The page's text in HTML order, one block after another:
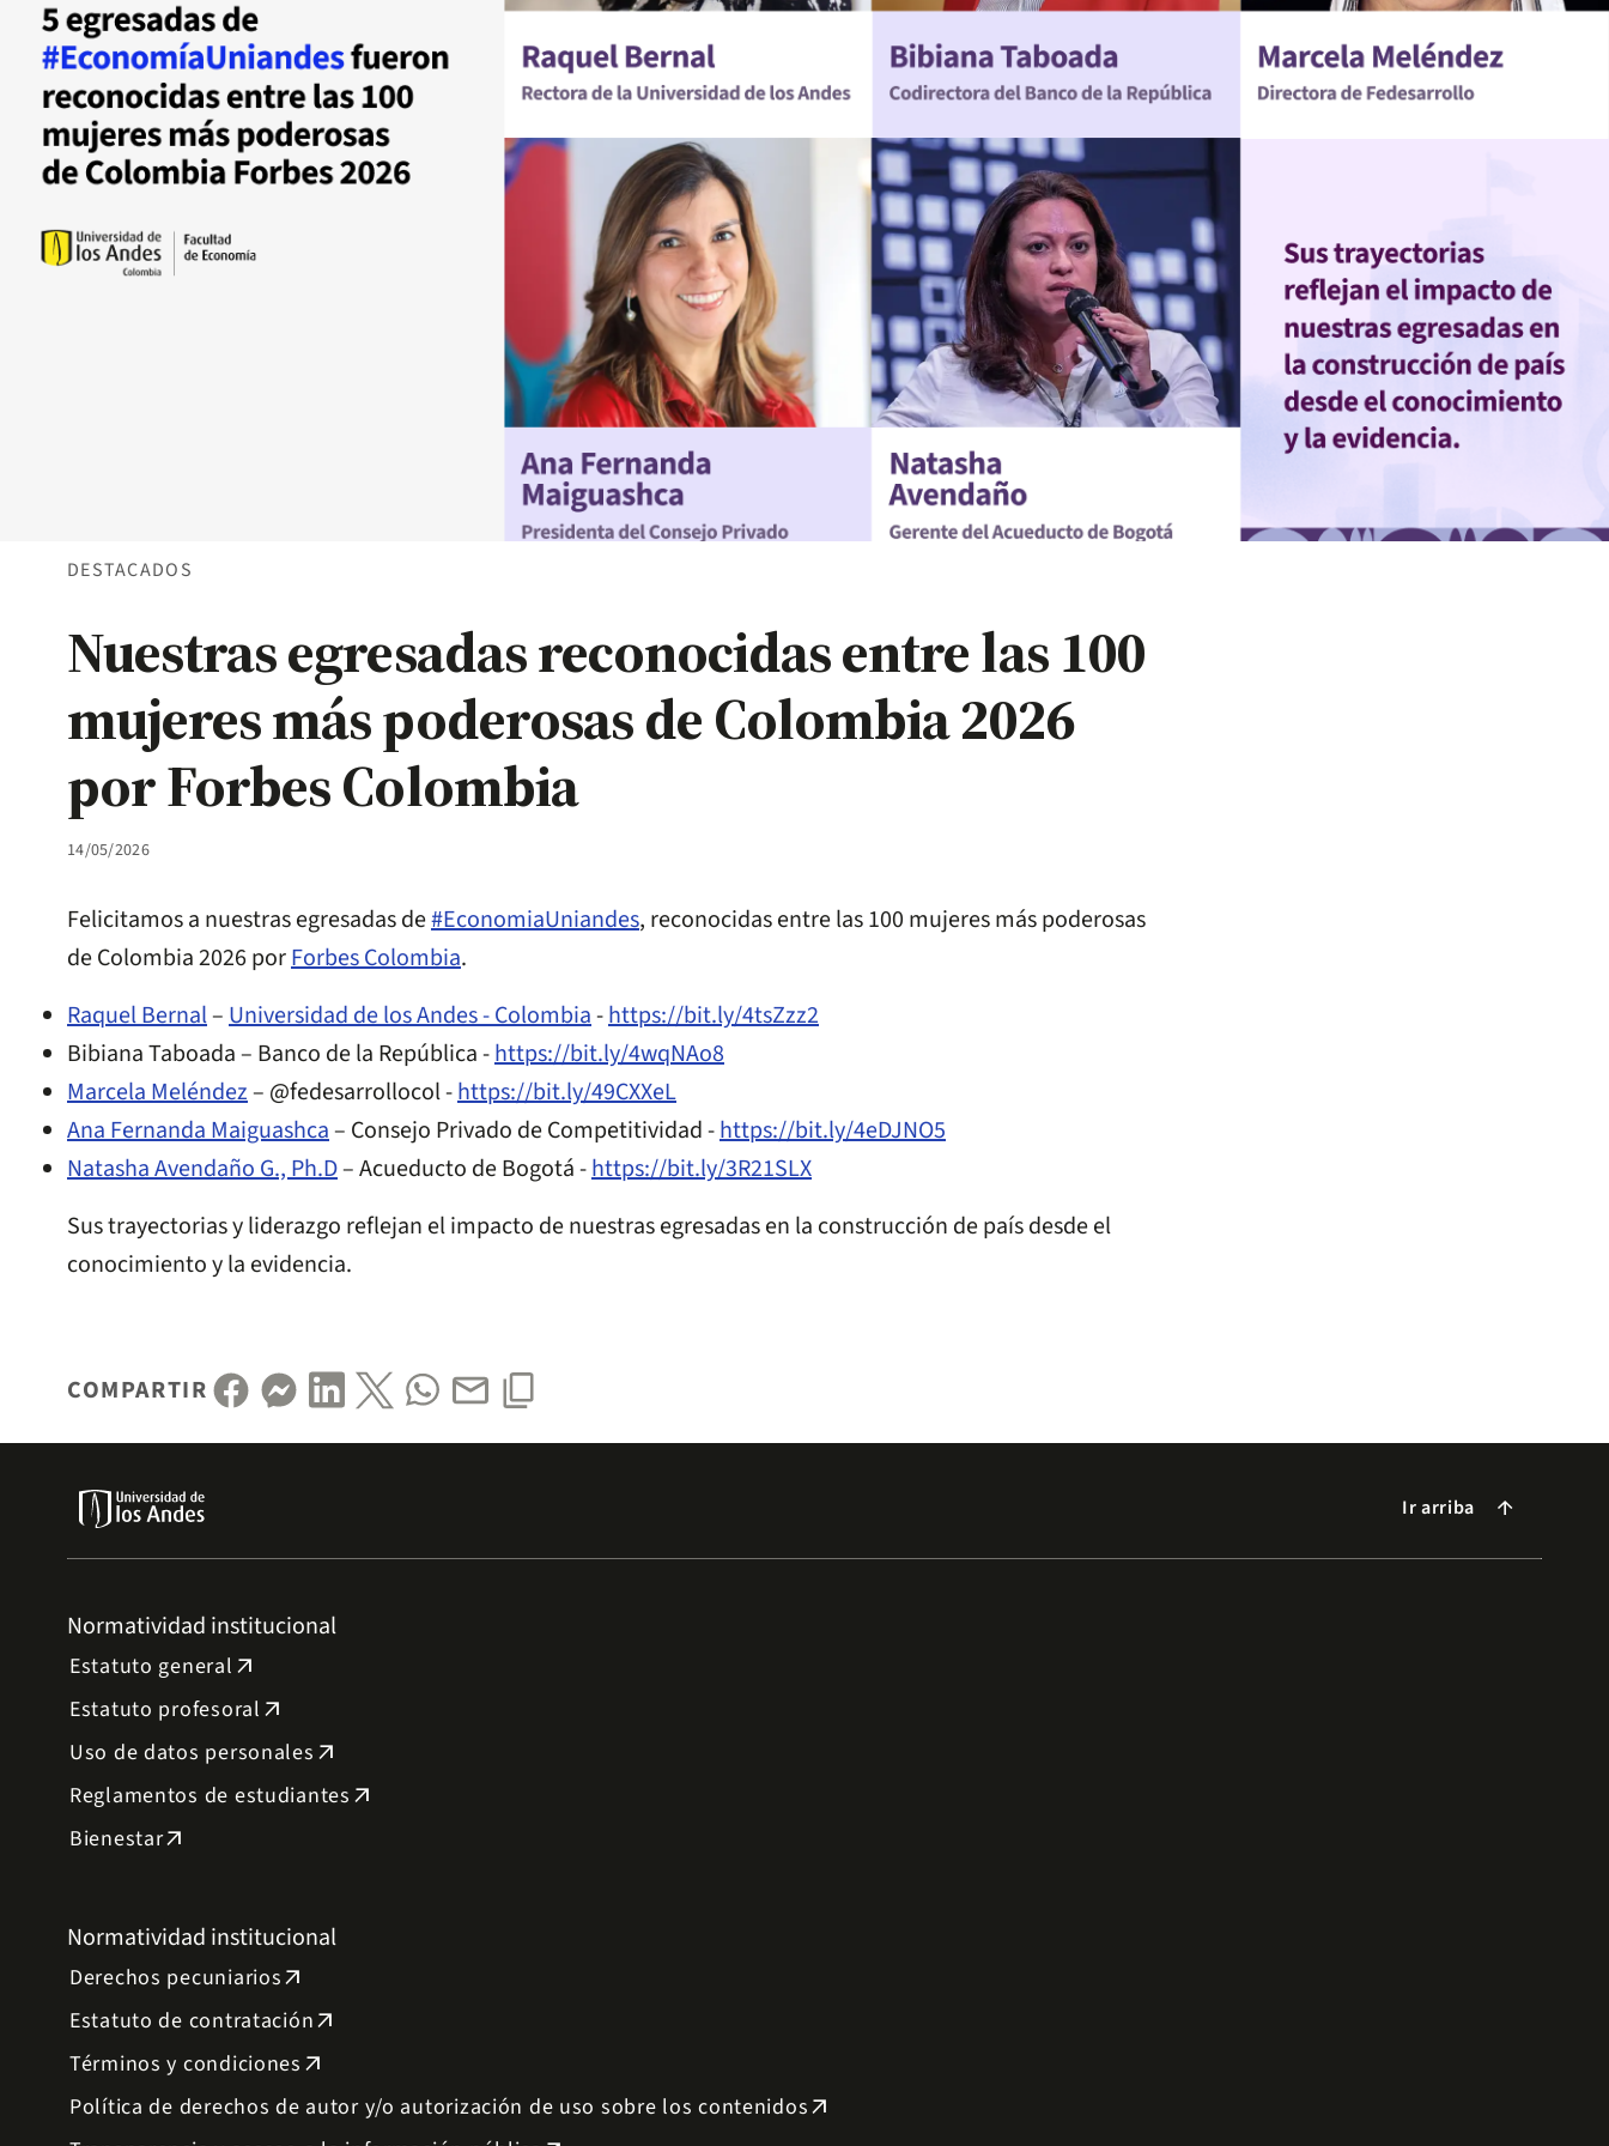
DESTACADOS
Nuestras egresadas reconocidas entre las 100
mujeres más poderosas de Colombia 2026
por Forbes Colombia
14/05/2026
Felicitamos a nuestras egresadas de#EconomiaUniandes, reconocidas entre las 100 mujeres más poderosas
de Colombia 2026 porForbes Colombia.
Raquel Bernal–Universidad de los Andes - Colombia-https://bit.ly/4tsZzz2
Bibiana Taboada – Banco de la República -https://bit.ly/4wqNAo8
Marcela Meléndez– @fedesarrollocol -https://bit.ly/49CXXeL
Ana Fernanda Maiguashca– Consejo Privado de Competitividad -https://bit.ly/4eDJNO5
Natasha Avendaño G., Ph.D– Acueducto de Bogotá -https://bit.ly/3R21SLX
Sus trayectorias y liderazgo reflejan el impacto de nuestras egresadas en la construcción de país desde el
conocimiento y la evidencia.
COMPARTIR
Ir arriba arrow_forward
Normatividad institucional
Estatuto general arrow_outward
Estatuto profesoral arrow_outward
Uso de datos personales arrow_outward
Reglamentos de estudiantes arrow_outward
Bienestararrow_outward
Normatividad institucional
Derechos pecuniariosarrow_outward
Estatuto de contrataciónarrow_outward
Términos y condiciones arrow_outward
Política de derechos de autor y/o autorización de uso sobre los contenidosarrow_outward